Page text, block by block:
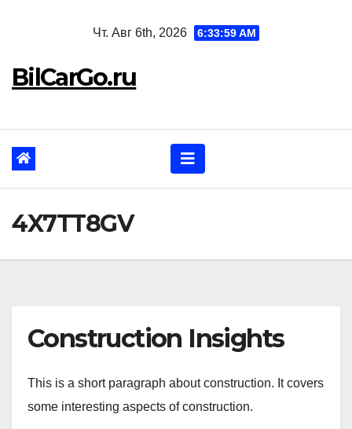
Чт. Авг 6th, 2026 6:34:00 AM
BilCarGo.ru
4X7TT8GV
Construction Insights
This is a short paragraph about construction. It covers
some interesting aspects of construction.